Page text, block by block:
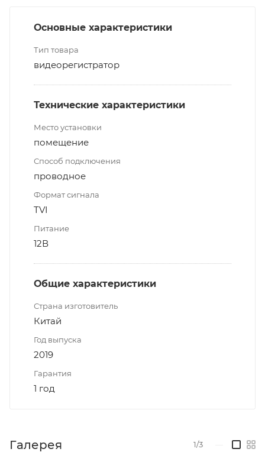
Основные характеристики
Тип товара
видеорегистратор
Технические характеристики
Место установки
помещение
Способ подключения
проводное
Формат сигнала
TVI
Питание
12В
Общие характеристики
Страна изготовитель
Китай
Год выпуска
2019
Гарантия
1 год
Галерея 1/3